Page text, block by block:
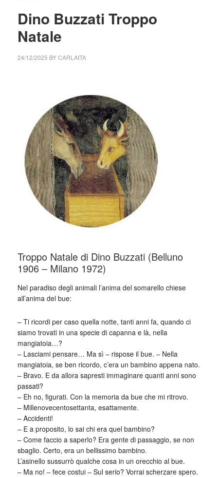
Dino Buzzati Troppo
Natale
24/12/2025 BYCARLAITA
Troppo Natale di Dino Buzzati (Belluno
1906 – Milano 1972)
Nel paradiso degli animali l’anima del somarello chiese
all’anima del bue:
– Ti ricordi per caso quella notte, tanti anni fa, quando ci
siamo trovati in una specie di capanna e là, nella
mangiatoia…?
– Lasciami pensare… Ma sì – rispose il bue. – Nella
mangiatoia, se ben ricordo, c’era un bambino appena nato.
– Bravo. E da allora sapresti immaginare quanti anni sono
passati?
– Eh no, figurati. Con la memoria da bue che mi ritrovo.
– Millenovecentosettanta, esattamente.
– Accidenti!
– E a proposito, lo sai chi era quel bambino?
– Come faccio a saperlo? Era gente di passaggio, se non
sbaglio. Certo, era un bellissimo bambino.
L’asinello sussurrò qualche cosa in un orecchio al bue.
– Ma no! – fece costui – Sul serio? Vorrai scherzare spero.